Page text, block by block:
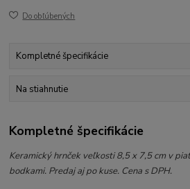
Do obľúbených
Kompletné špecifikácie
Na stiahnutie
Kompletné špecifikácie
Keramický hrnček veľkosti 8,5 x 7,5 cm v
bodkami. Predaj aj po kuse. Cena s DPH.